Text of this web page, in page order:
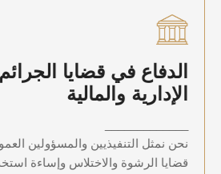
الدفاع في قضايا الجرائم
الإدارية والمالية
نحن نمثل التنفيذيين والمسؤولين
قضايا الرشوة والاختلاس وإساءة
الدفاع في قضايا
الإدارية والمالية
نحن نمثل التنفيذيين والمسؤولين
مع ضمان كفالة كافة الحقوق الإجرائية
الاستدعاء الأولى.